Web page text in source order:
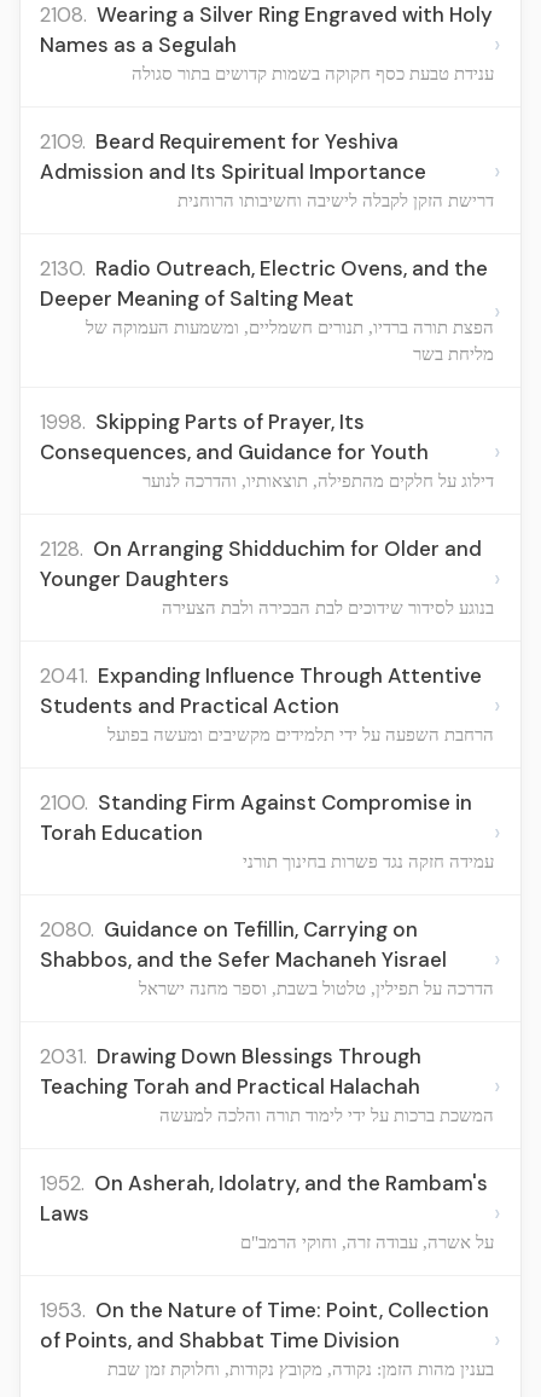
2108. Wearing a Silver Ring Engraved with Holy
Names as a Segulah
ענידת טבעת כסף חקוקה בשמות קדושים בתור סגולה
›
2109. Beard Requirement for Yeshiva
Admission and Its Spiritual Importance
דרישת הזקן לקבלה לישיבה וחשיבותו הרוחנית
›
2130. Radio Outreach, Electric Ovens, and the
Deeper Meaning of Salting Meat
הפצת תורה ברדיו, תנורים חשמליים, ומשמעות העמוקה של
מליחת בשר
›
1998. Skipping Parts of Prayer, Its
Consequences, and Guidance for Youth
דילוג על חלקים מהתפילה, תוצאותיו, והדרכה לנוער
›
2128. On Arranging Shidduchim for Older and
Younger Daughters
בנוגע לסידור שידוכים לבת הבכירה ולבת הצעירה
›
2041. Expanding Influence Through Attentive
Students and Practical Action
הרחבת השפעה על ידי תלמידים מקשיבים ומעשה בפועל
›
2100. Standing Firm Against Compromise in
Torah Education
עמידה חזקה נגד פשרות בחינוך תורני
›
2080. Guidance on Tefillin, Carrying on
Shabbos, and the Sefer Machaneh Yisrael
הדרכה על תפילין, טלטול בשבת, וספר מחנה ישראל
›
2031. Drawing Down Blessings Through
Teaching Torah and Practical Halachah
המשכת ברכות על ידי לימוד תורה והלכה למעשה
›
1952. On Asherah, Idolatry, and the Rambam's
Laws
על אשרה, עבודה זרה, וחוקי הרמב"ם
›
1953. On the Nature of Time: Point, Collection
of Points, and Shabbat Time Division
בענין מהות הזמן: נקודה, מקובץ נקודות, וחלוקת זמן שבת
›